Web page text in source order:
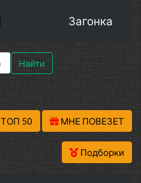
Загонка
Найти
ТОП 50 МНЕ ПОВЕЗЕТ
Подборки